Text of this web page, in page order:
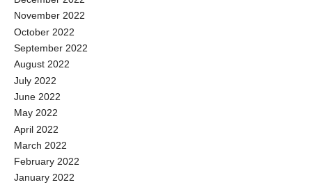
November 2022
October 2022
September 2022
August 2022
July 2022
June 2022
May 2022
April 2022
March 2022
February 2022
January 2022